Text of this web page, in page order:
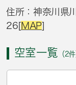
住所：神奈川県
26[MAP]
空室一覧 （2件